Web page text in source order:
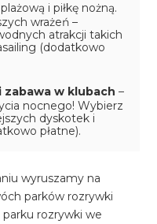
i piłkę nożną.
wrażeń –
atrakcji takich
(dodatkowo
w klubach –
nocnego! Wybierz
dyskotek i
płatne).
wyruszamy na
parków rozrywki
parku rozrywki we